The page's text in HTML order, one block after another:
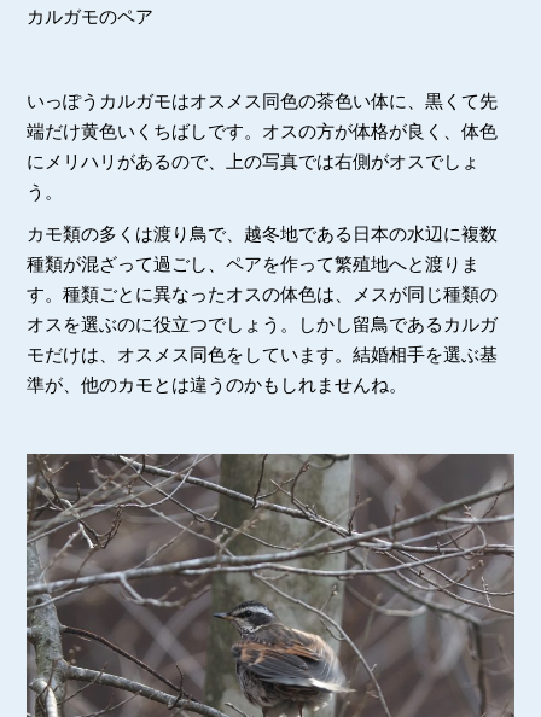
カルガモのペア
いっぽうカルガモはオスメス同色の茶色い体に、黒くて先
端だけ黄色いくちばしです。オスの方が体格が良く、体色
にメリハリがあるので、上の写真では右側がオスでしょ
う。
カモ類の多くは渡り鳥で、越冬地である日本の水辺に複数
種類が混ざって過ごし、ペアを作って繁殖地へと渡りま
す。種類ごとに異なったオスの体色は、メスが同じ種類の
オスを選ぶのに役立つでしょう。しかし留鳥であるカルガ
モだけは、オスメス同色をしています。結婚相手を選ぶ基
準が、他のカモとは違うのかもしれませんね。